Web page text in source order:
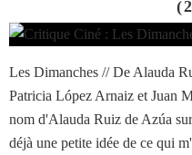
Les Dimanches // De Alauda
Patricia López Arnaiz et Juan
nom d'Alauda Ruiz de Azúa
déjà une petite idée de ce qui